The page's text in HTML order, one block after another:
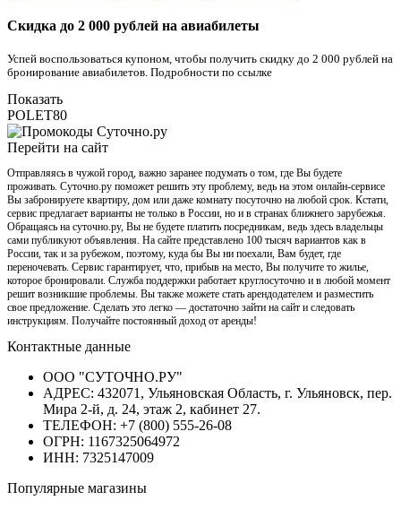
Скидка до 2 000 рублей на авиабилеты
Успей воспользоваться купоном, чтобы получить скидку до 2 000 рублей на
бронирование авиабилетов. Подробности по ссылке
Показать
POLET80
Перейти на сайт
Отправляясь в чужой город, важно заранее подумать о том, где Вы будете
проживать. Суточно.ру поможет решить эту проблему, ведь на этом онлайн-сервисе
Вы забронируете квартиру, дом или даже комнату посуточно на любой срок. Кстати,
сервис предлагает варианты не только в России, но и в странах ближнего зарубежья.
Обращаясь на суточно.ру, Вы не будете платить посредникам, ведь здесь владельцы
сами публикуют объявления. На сайте представлено 100 тысяч вариантов как в
России, так и за рубежом, поэтому, куда бы Вы ни поехали, Вам будет, где
переночевать. Сервис гарантирует, что, прибыв на место, Вы получите то жилье,
которое бронировали. Служба поддержки работает круглосуточно и в любой момент
решит возникшие проблемы. Вы также можете стать арендодателем и разместить
свое предложение. Сделать это легко — достаточно зайти на сайт и следовать
инструкциям. Получайте постоянный доход от аренды!
Контактные данные
ООО "СУТОЧНО.РУ"
АДРЕС: 432071, Ульяновская Область, г. Ульяновск, пер.
Мира 2-й, д. 24, этаж 2, кабинет 27.
ТЕЛЕФОН: +7 (800) 555-26-08
ОГРН: 1167325064972
ИНН: 7325147009
Популярные магазины